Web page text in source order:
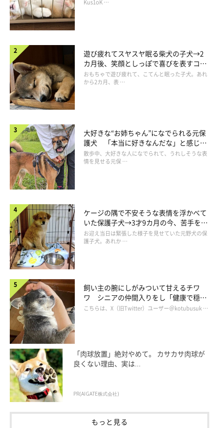
長！
Kus1oK …
遊び疲れてスヤスヤ眠る柴犬の子犬→2
カ月後、笑顔としっぽで喜びを表すコに
成長！
おもちゃで遊び疲れて、こてんと眠った子犬。あれ
から2カ月、表 …
大好きな“お姉ちゃん”になでられる元保
護犬 「本当に好きなんだな」と感じる
表情にほっこり
散歩中、大好きな人になでられて、うれしそうな表
情を見せる元保 …
ケージの隅で不安そうな表情を浮かべて
いた保護子犬→3才9カ月の今、苦手を克
服し頼もしいコに成長！
お迎え当日は緊張した様子を見せていた元野犬の保
護子犬。あれか …
飼い主の腕にしがみついて甘えるチワ
ワ シニアの仲間入りをし「健康で穏や
かな暮らしが続いてほしい」と願う
こちらは、X（旧Twitter）ユーザー＠kotubusuk …
「肉球放置」絶対やめて。 カサカサ肉球が
良くない理由、実は...
PR(AIGATE株式会社)
もっと見る